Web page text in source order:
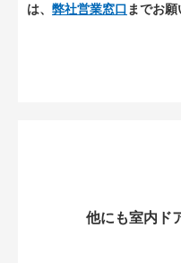
は、 弊社営業窓口 までお願
他にも室内ド